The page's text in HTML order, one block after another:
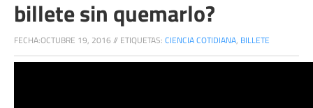
billete sin quemarlo?
FECHA:OCTUBRE 19, 2016 // ETIQUETAS: CIENCIA COTIDIANA, BILLETE